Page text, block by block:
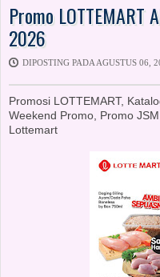
Promo LOTTEMART
2026
DIPOSTING PADA AGUSTUS 06,
Promosi LOTTEMART,
Weekend Promo, Promo
Lottemart